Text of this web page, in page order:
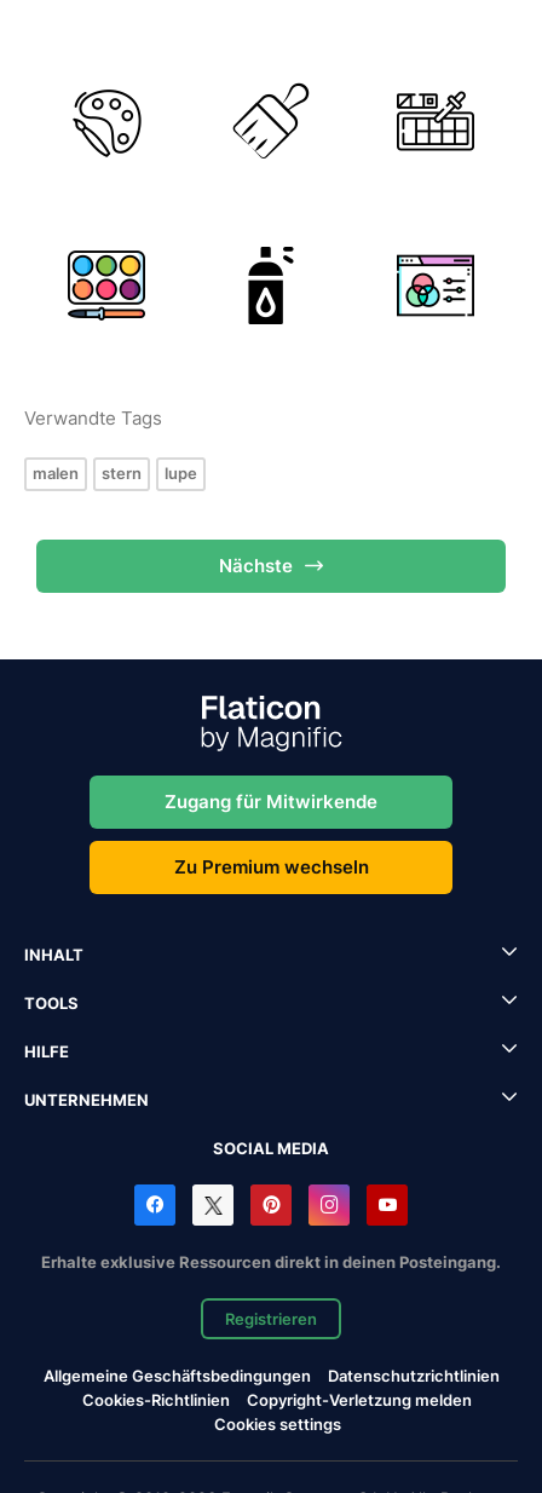
Verwandte Tags
malen stern lupe
Nächste
Zugang für Mitwirkende
Zu Premium wechseln
INHALT
TOOLS
HILFE
UNTERNEHMEN
SOCIAL MEDIA
Erhalte exklusive Ressourcen direkt in deinen Posteingang.
Registrieren
Allgemeine Geschäftsbedingungen
Datenschutzrichtlinien
Cookies-Richtlinien
Copyright-Verletzung melden
Cookies settings